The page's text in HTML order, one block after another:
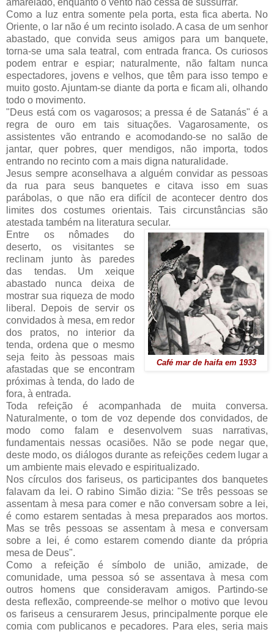
amarelado, enquanto o vento não cessa de sussurrar.
Como a luz entra somente pela porta, esta fica aberta. No
Oriente, o lar não é um recinto isolado. A casa de um senhor
abastado, que convida seus amigos para um banquete,
torna-se uma sala teatral, com entrada franca. Os curiosos
podem entrar e espiar; naturalmente, não faltam nunca
espectadores, jovens e velhos, que têm para isso tempo e
muito gosto. Ajuntam-se diante da porta e ficam ali, olhando
todo o movimento.
"Deus está com os vagarosos; a pressa é de Satanás" é a
regra de ouro em tais situações. Vagarosamente, os
assistentes vão entrando e acomodando-se no salão de
jantar, quer pobres, quer mendigos, não importa, todos
entrando no recinto com a mais digna naturalidade.
Jesus sempre aconselhava a alguém convidar as pessoas
da rua para seus banquetes e citava isso em suas
parábolas, o que não era difícil de acontecer dentro dos
limites dos costumes orientais. Tais circunstâncias são
atestada também na literatura secular.
Café mar de haifa em 1933
Entre os nômades do
deserto, os visitantes se
reclinam junto às paredes
das tendas. Um xeique
abastado nunca deixa de
mostrar sua riqueza de modo
liberal. Depois de servir os
convidados à mesa, em redor
dos pratos, no interior da
tenda, ordena que o mesmo
seja feito às pessoas mais
afastadas que se encontram
próximas à tenda, do lado de
fora, à entrada.
Toda refeição é acompanhada de muita conversa.
Naturalmente, o tom de voz depende dos convidados, de
modo como falam e desenvolvem suas narrativas,
fundamentais nessas ocasiões. Não se pode negar que,
deste modo, os diálogos durante as refeições cedem lugar a
um ambiente mais elevado e espiritualizado.
Nos círculos dos fariseus, os participantes dos banquetes
falavam da lei. O rabino Simão dizia: "Se três pessoas se
assentam à mesa para comer e não conversam sobre a lei,
é como estarem sentadas à mesa preparados aos mortos.
Mas se três pessoas se assentam à mesa e conversam
sobre a lei, é como estarem comendo diante da própria
mesa de Deus".
Como a refeição é símbolo de união, amizade, de
comunidade, uma pessoa só se assentava à mesa com
outros homens que consideravam amigos. Partindo-se
desta reflexão, compreende-se melhor o motivo que levou
os fariseus a censurarem Jesus, principalmente porque ele
comia com publicanos e pecadores. Para eles, seria mais